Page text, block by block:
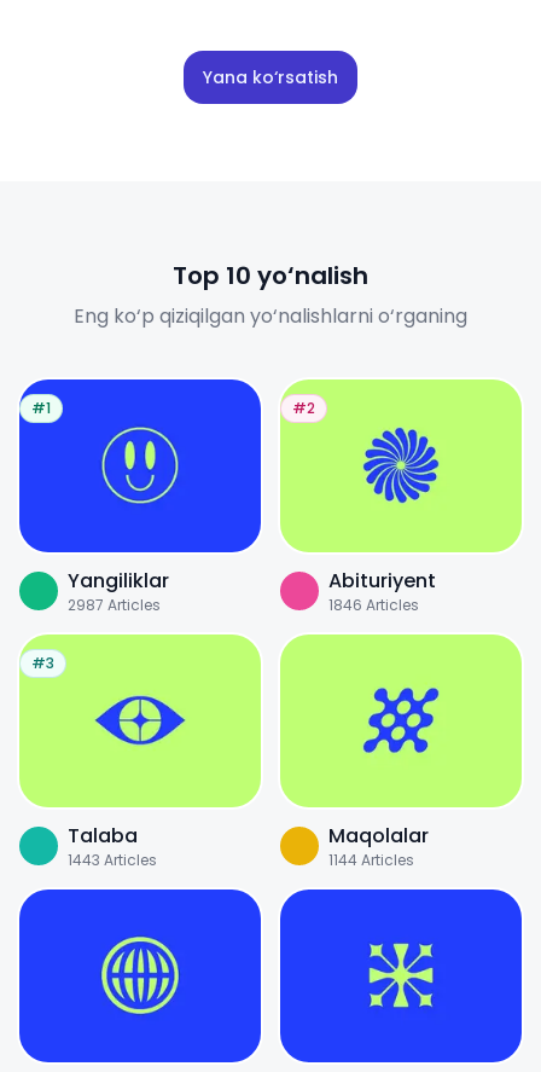
Yana ko‘rsatish
Top 10 yo‘nalish
Eng ko‘p qiziqilgan yo‘nalishlarni o‘rganing
#1
Yangiliklar
2987 Articles
#2
Abituriyent
1846 Articles
#3
Talaba
1443 Articles
Maqolalar
1144Articles